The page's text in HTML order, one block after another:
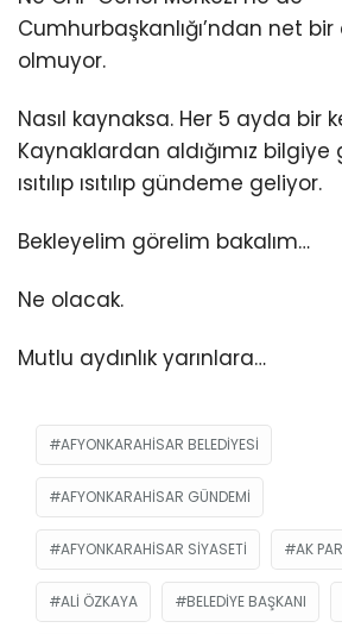
Cumhurbaşkanlığı’ndan net
olmuyor.
Nasıl kaynaksa. Her 5 ayda bir
Kaynaklardan aldığımız
ısıtılıp ısıtılıp gündeme geliyor.
Bekleyelim görelim bakalım…
Ne olacak.
Mutlu aydınlık yarınlara…
AFYONKARAHISAR BELEDIYESI
AFYONKARAHISAR GÜNDEMI
AFYONKARAHISAR SIYASETI AK
ALI ÖZKAYA BELEDIYE BAŞKANI